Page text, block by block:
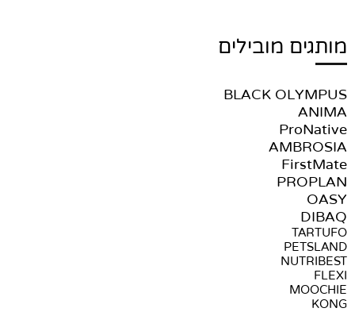
מותגים מובילים
BLACK OLYMPUS
ANIMA
ProNative
AMBROSIA
FirstMate
PROPLAN
OASY
DIBAQ
TARTUFO
PETSLAND
NUTRIBEST
FLEXI
MOOCHIE
KONG